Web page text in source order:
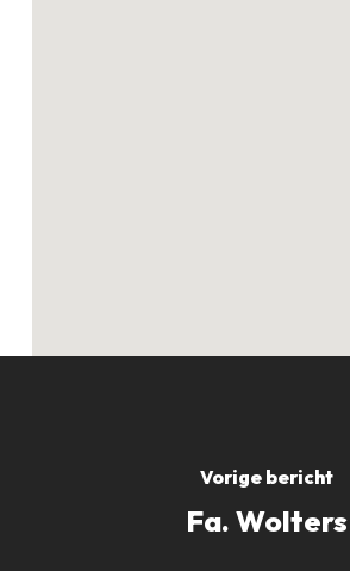
Vorige bericht
Fa. Wolters